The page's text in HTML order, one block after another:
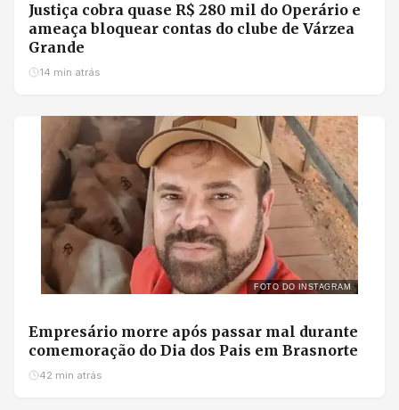
Justiça cobra quase R$ 280 mil do Operário e
ameaça bloquear contas do clube de Várzea
Grande
14 min atrás
FOTO DO INSTAGRAM
Empresário morre após passar mal durante
comemoração do Dia dos Pais em Brasnorte
42 min atrás